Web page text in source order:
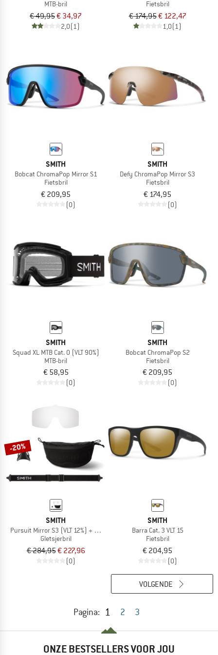
MTB-bril
€ 49,95€ 34,97
2,0(1)
Fietsbril
€ 174,95€ 122,47
1,0(1)
SMITH
Bobcat ChromaPop Mirror S1
Fietsbril
€ 209,95
(0)
SMITH
Defy ChromaPop Mirror S3
Fietsbril
€ 174,95
(0)
SMITH
Squad XL MTB Cat. 0 (VLT 90%)
MTB-bril
€ 58,95
(0)
SMITH
Bobcat ChromaPop S2
Fietsbril
€ 209,95
(0)
-20%
SMITH
Pursuit Mirror S3 (VLT 12%) + S0 (VLT 89%)
Gletsjerbril
€ 284,95€ 227,96
(0)
SMITH
Barra Cat. 3 VLT 15
Fietsbril
€ 204,95
(0)
Pagina: 1 2 3
VOLGENDE
ONZE BESTSELLERS VOOR JOU